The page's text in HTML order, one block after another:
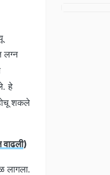
लग्न
हे
शकले
)
लागला.